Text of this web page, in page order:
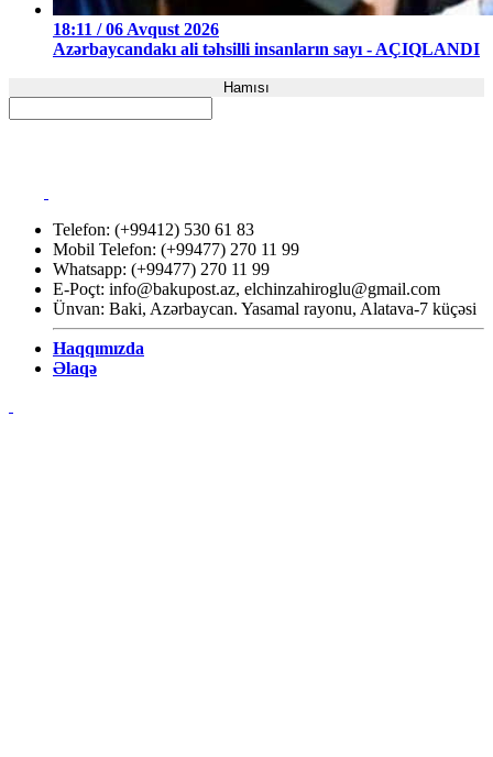
18:11 / 06 Avqust 2026
Azərbaycandakı ali təhsilli insanların sayı - AÇIQLANDI
Hamısı
Telefon: (+99412) 530 61 83
Mobil Telefon: (+99477) 270 11 99
Whatsapp: (+99477) 270 11 99
E-Poçt: info@bakupost.az, elchinzahiroglu@gmail.com
Ünvan: Baki, Azərbaycan. Yasamal rayonu, Alatava-7 küçəsi
Haqqımızda
Əlaqə